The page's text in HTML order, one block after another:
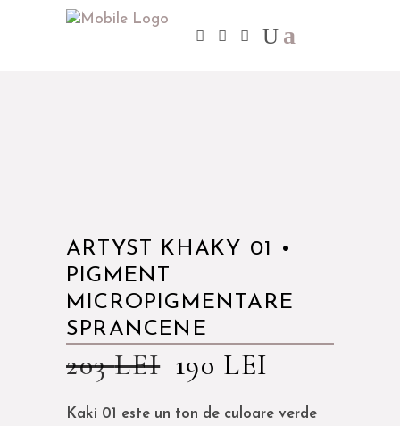
ARTYST KHAKY 01 •
PIGMENT
MICROPIGMENTARE
SPRANCENE
203LEI 190 LEI
Kaki 01 este un ton de culoare verde